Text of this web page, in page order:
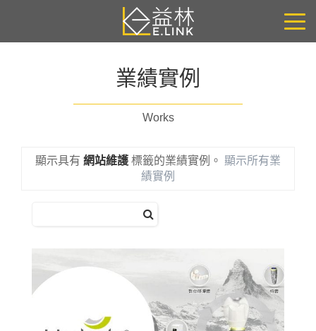
業績實例
Works
顯示具有 網站維護 標籤的業績實例。 顯示所有業
績實例